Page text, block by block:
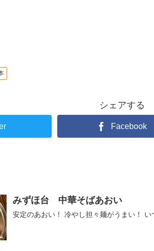
シェアする
Facebook
みずほ台 中華そばあおい
安定のあおい！ 冷やし担々麺がうまい！